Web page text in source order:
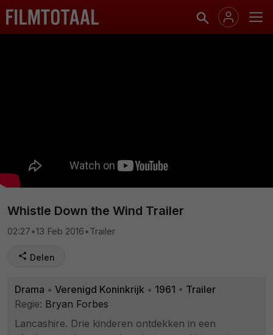
Whistle Down the Wind Trailer
02:27•13 Feb 2016•Trailer
Delen
Drama • Verenigd Koninkrijk • 1961 • Trailer
Regie: Bryan Forbes
Lancashire. Drie kinderen ontdekken in een